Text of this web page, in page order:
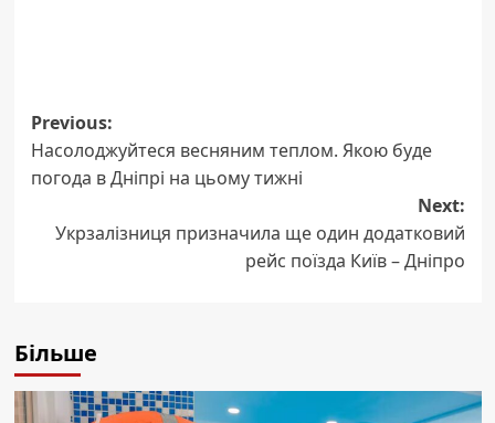
Post
navigation
Previous:
Насолоджуйтеся весняним теплом. Якою буде
погода в Дніпрі на цьому тижні
Next:
Укрзалізниця призначила ще один додатковий
рейс поїзда Київ – Дніпро
Більше